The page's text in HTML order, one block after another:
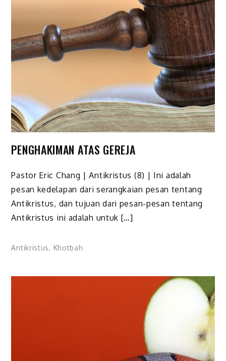
PENGHAKIMAN ATAS GEREJA
Pastor Eric Chang | Antikristus (8) | Ini adalah
pesan kedelapan dari serangkaian pesan tentang
Antikristus, dan tujuan dari pesan-pesan tentang
Antikristus ini adalah untuk […]
Antikristus, Khotbah